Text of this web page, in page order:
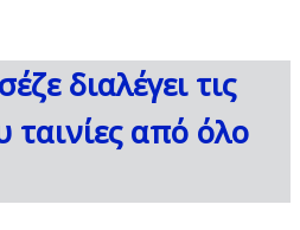
διαλέγει τις
ταινίες από όλο